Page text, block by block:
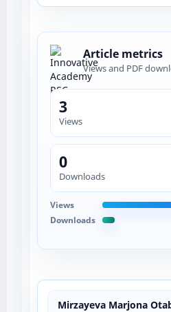
Mirzayeva Marjona
Article metrics
Views and PDF
3
Views
0
Downloads
Views
Downloads